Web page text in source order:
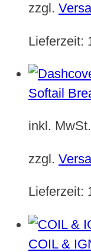
zzgl.
Lieferzeit:
Softail
inkl. MwSt.
zzgl.
Lieferzeit:
COIL &